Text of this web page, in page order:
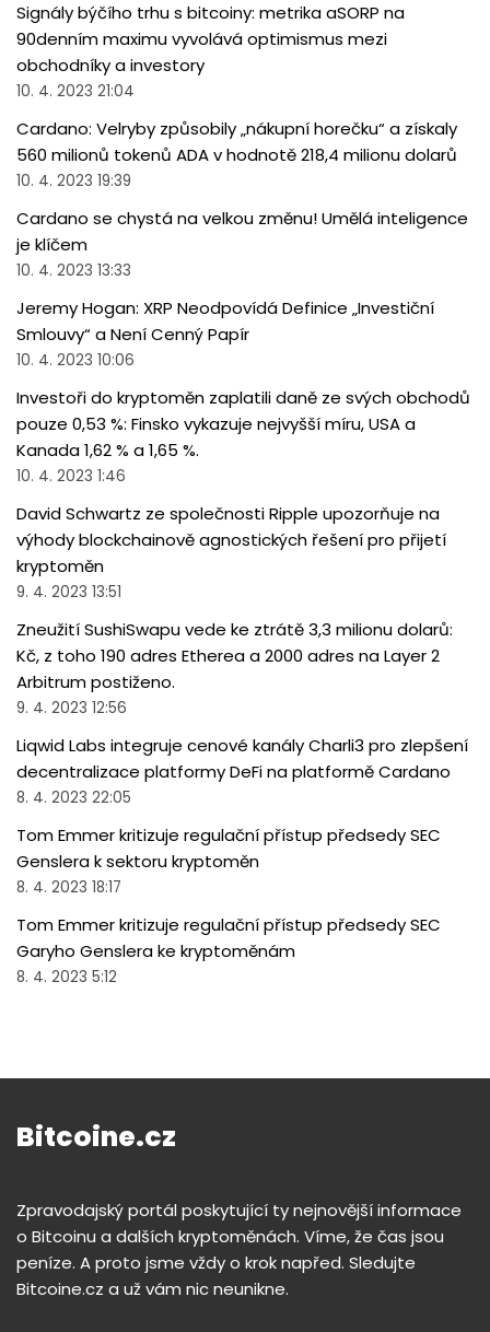
Signály býčího trhu s bitcoiny: metrika aSORP na
90denním maximu vyvolává optimismus mezi
obchodníky a investory
10. 4. 2023 21:04
Cardano: Velryby způsobily „nákupní horečku“ a získaly
560 milionů tokenů ADA v hodnotě 218,4 milionu dolarů
10. 4. 2023 19:39
Cardano se chystá na velkou změnu! Umělá inteligence
je klíčem
10. 4. 2023 13:33
Jeremy Hogan: XRP Neodpovídá Definice „Investiční
Smlouvy“ a Není Cenný Papír
10. 4. 2023 10:06
Investoři do kryptoměn zaplatili daně ze svých obchodů
pouze 0,53 %: Finsko vykazuje nejvyšší míru, USA a
Kanada 1,62 % a 1,65 %.
10. 4. 2023 1:46
David Schwartz ze společnosti Ripple upozorňuje na
výhody blockchainově agnostických řešení pro přijetí
kryptoměn
9. 4. 2023 13:51
Zneužití SushiSwapu vede ke ztrátě 3,3 milionu dolarů:
Kč, z toho 190 adres Etherea a 2000 adres na Layer 2
Arbitrum postiženo.
9. 4. 2023 12:56
Liqwid Labs integruje cenové kanály Charli3 pro zlepšení
decentralizace platformy DeFi na platformě Cardano
8. 4. 2023 22:05
Tom Emmer kritizuje regulační přístup předsedy SEC
Genslera k sektoru kryptoměn
8. 4. 2023 18:17
Tom Emmer kritizuje regulační přístup předsedy SEC
Garyho Genslera ke kryptoměnám
8. 4. 2023 5:12
Bitcoine.cz
Zpravodajský portál poskytující ty nejnovější informace
o Bitcoinu a dalších kryptoměnách. Víme, že čas jsou
peníze. A proto jsme vždy o krok napřed. Sledujte
Bitcoine.cz a už vám nic neunikne.